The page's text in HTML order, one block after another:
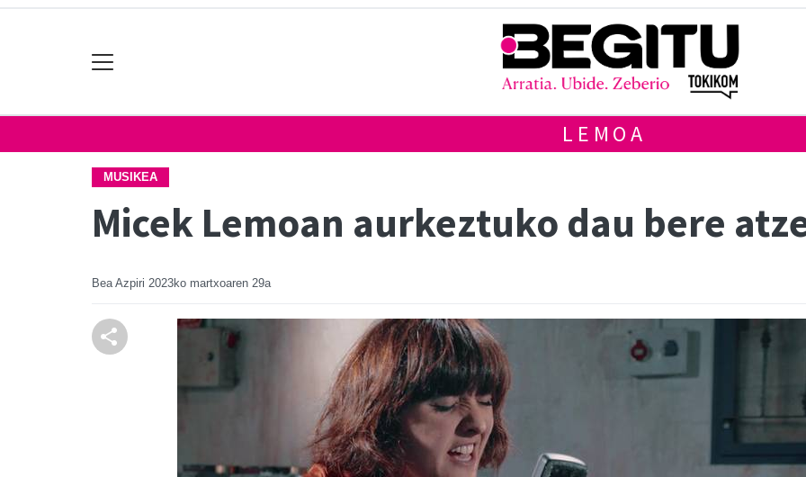
LEMOA
MUSIKEA
Micek Lemoan aurkeztuko dau bere
Bea Azpiri 2023ko martxoaren 29a